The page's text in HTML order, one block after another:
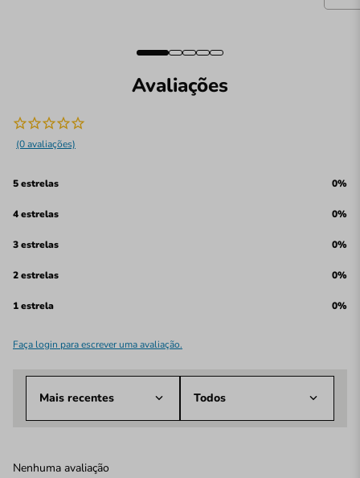
Avaliações
(0 avaliações)
5 estrelas 0%
4 estrelas 0%
3 estrelas 0%
2 estrelas 0%
1 estrela 0%
Faça login para escrever uma avaliação.
Mais recentes Todos
Nenhuma avaliação